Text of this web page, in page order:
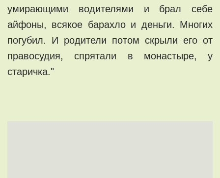
умирающими водителями и брал себе
айфоны, всякое барахло и деньги. Многих
погубил. И родители потом скрыли его от
правосудия, спрятали в монастыре, у
старичка."